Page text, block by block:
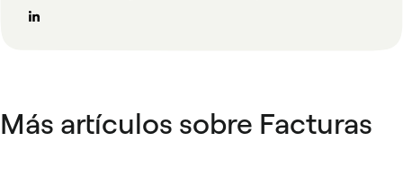
Más artículos sobre Facturas